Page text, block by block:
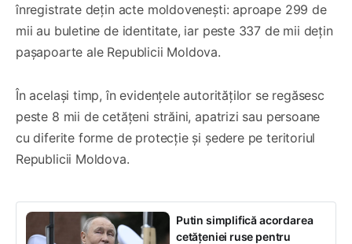
înregistrate dețin acte moldovenești: aproape 299 de
mii au buletine de identitate, iar peste 337 de mii dețin
pașapoarte ale Republicii Moldova.
În același timp, în evidențele autorităților se regăsesc
peste 8 mii de cetățeni străini, apatrizi sau persoane
cu diferite forme de protecție și ședere pe teritoriul
Republicii Moldova.
Putin simplifică acordarea
cetățeniei ruse pentru